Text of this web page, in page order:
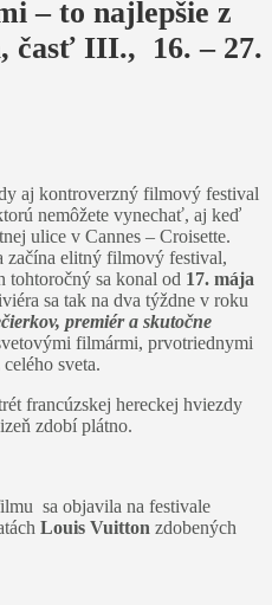
– to najlepšie z
časť III., 16. – 27.
aj kontroverzný filmový festival
nemôžete vynechať, aj keď
ulice v Cannes – Croisette.
začína elitný filmový festival,
tohtoročný sa konal od 17. mája
sa tak na dva týždne v roku
premiér a skutočne
filmármi, prvotriednymi
sveta.
francúzskej hereckej hviezdy
zdobí plátno.
sa objavila na festivale
Louis Vuitton zdobených